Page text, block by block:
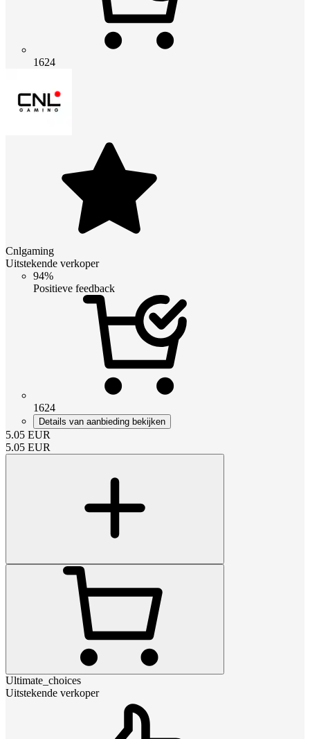
1624
Cnlgaming
Uitstekende verkoper
94%
Positieve feedback
1624
Details van aanbieding bekijken
5.05 EUR
5.05 EUR
Ultimate_choices
Uitstekende verkoper